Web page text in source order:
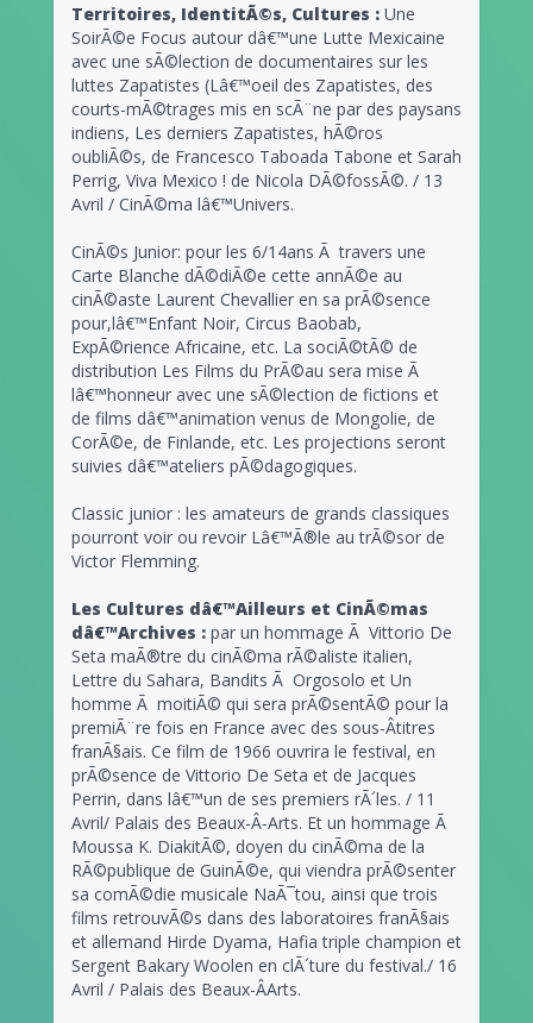
Territoires, IdentitÃ©s, Cultures : Une
SoirÃ©e Focus autour dâ€™une Lutte Mexicaine
avec une sÃ©lection de documentaires sur les
luttes Zapatistes (Lâ€™oeil des Zapatistes, des
courts-mÃ©trages mis en scÃ¨ne par des paysans
indiens, Les derniers Zapatistes, hÃ©ros
oubliÃ©s, de Francesco Taboada Tabone et Sarah
Perrig, Viva Mexico ! de Nicola DÃ©fossÃ©. / 13
Avril / CinÃ©ma lâ€™Univers.
CinÃ©s Junior: pour les 6/14ans Ã travers une
Carte Blanche dÃ©diÃ©e cette annÃ©e au
cinÃ©aste Laurent Chevallier en sa prÃ©sence
pour,lâ€™Enfant Noir, Circus Baobab,
ExpÃ©rience Africaine, etc. La sociÃ©tÃ© de
distribution Les Films du PrÃ©au sera mise Ã
lâ€™honneur avec une sÃ©lection de fictions et
de films dâ€™animation venus de Mongolie, de
CorÃ©e, de Finlande, etc. Les projections seront
suivies dâ€™ateliers pÃ©dagogiques.
Classic junior : les amateurs de grands classiques
pourront voir ou revoir Lâ€™Ã®le au trÃ©sor de
Victor Flemming.
Les Cultures dâ€™Ailleurs et CinÃ©mas
dâ€™Archives : par un hommage Ã Vittorio De
Seta maÃ®tre du cinÃ©ma rÃ©aliste italien,
Lettre du Sahara, Bandits Ã Orgosolo et Un
homme Ã moitiÃ© qui sera prÃ©sentÃ© pour la
premiÃ¨re fois en France avec des sous-Â­titres
franÃ§ais. Ce film de 1966 ouvrira le festival, en
prÃ©sence de Vittorio De Seta et de Jacques
Perrin, dans lâ€™un de ses premiers rÃ´les. / 11
Avril/ Palais des Beaux-Â­‐Arts. Et un hommage Ã
Moussa K. DiakitÃ©, doyen du cinÃ©ma de la
RÃ©publique de GuinÃ©e, qui viendra prÃ©senter
sa comÃ©die musicale NaÃ¯tou, ainsi que trois
films retrouvÃ©s dans des laboratoires franÃ§ais
et allemand Hirde Dyama, Hafia triple champion et
Sergent Bakary Woolen en clÃ´ture du festival./ 16
Avril / Palais des Beaux-Â­Arts.